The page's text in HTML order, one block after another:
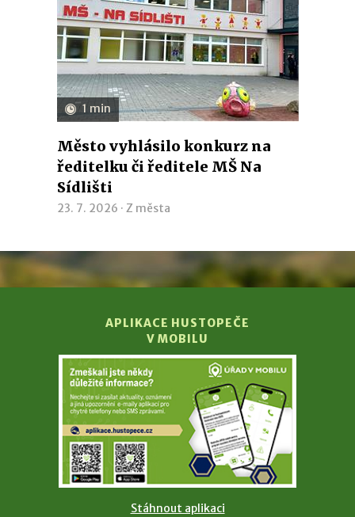
1 min
Město vyhlásilo konkurz na
ředitelku či ředitele MŠ Na
Sídlišti
23. 7. 2026 · Z města
APLIKACE HUSTOPEČE
V MOBILU
Stáhnout aplikaci